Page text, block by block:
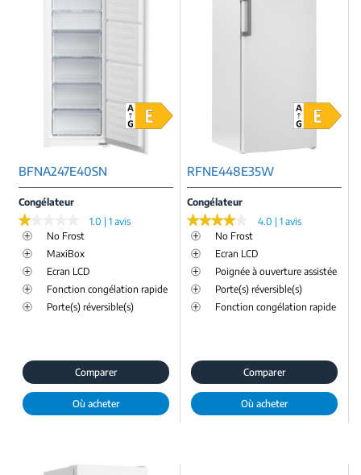
BFNA247E40SN
Congélateur
★★★★★
★★★★★
1.0 | 1 avis
No Frost
MaxiBox
Ecran LCD
Fonction congélation rapide
Porte(s) réversible(s)
Comparer
Où acheter
RFNE448E35W
Congélateur
★★★★★
★★★★★
4.0 | 1 avis
No Frost
Ecran LCD
Poignée à ouverture assistée
Porte(s) réversible(s)
Fonction congélation rapide
Comparer
Où acheter